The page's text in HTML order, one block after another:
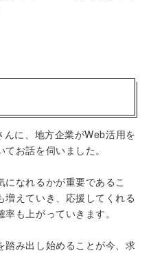
に、地方企業がWeb活用を
お話を伺いました。
なれるかが重要であるこ
増えていき、応援してくれる
も上がっていきます。
踏み出し始めることが今、求